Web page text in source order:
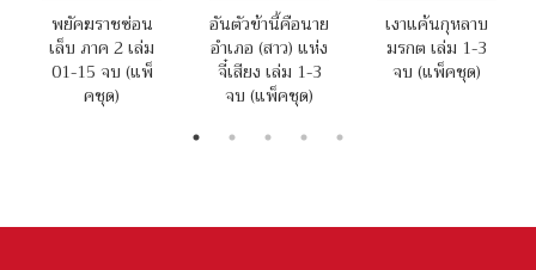
พยัคฆราชซ่อน
เล็บ ภาค 2 เล่ม
01-15 จบ (แพ็
คชุด)
อันตัวข้านี้คือนาย
อำเภอ (สาว) แห่ง
จี๋เสียง เล่ม 1-3
จบ (แพ็คชุด)
เงาแค้นกุหลาบ
มรกต เล่ม 1-3
จบ (แพ็คชุด)